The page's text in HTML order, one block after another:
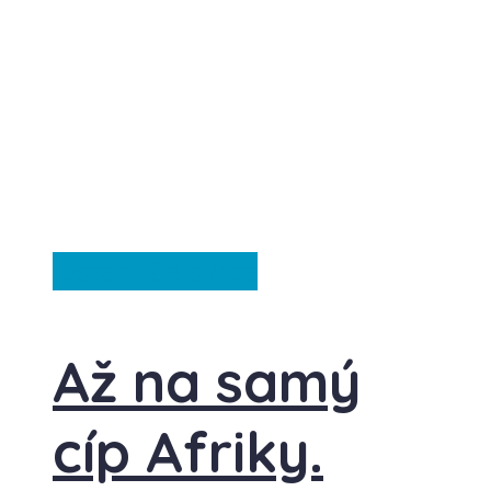
Až na samý
cíp Afriky.